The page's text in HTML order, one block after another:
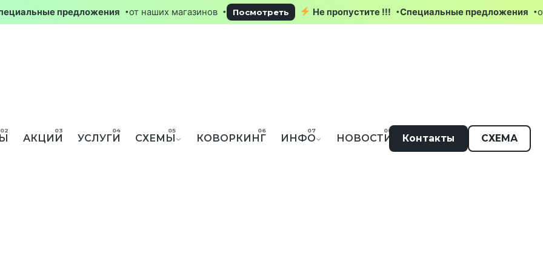
!!! Специальные предложения от наших магазинов Посмотреть Не пропустите !!! Специальные
АКЦИИ УСЛУГИ СХЕМЫ КОВОРКИНГ ИНФО НОВОСТИ Контакты СХЕМА